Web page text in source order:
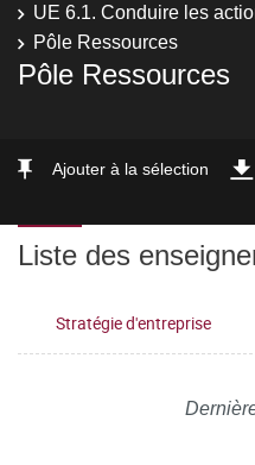
UE 6.1. Conduire les
Pôle Ressources
Pôle Ressources
Ajouter à la sélection
Liste des
Stratégie d'entreprise